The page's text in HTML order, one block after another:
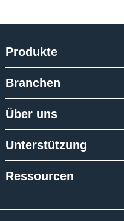
Produkte
Branchen
Über uns
Unterstützung
Ressourcen